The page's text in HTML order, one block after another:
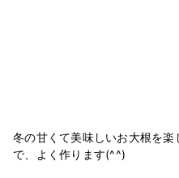
冬の甘くて美味しいお大根を
で、よく作ります(^^)